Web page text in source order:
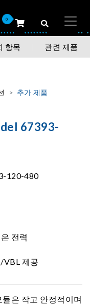
0
항목 관련 제품
추가 제품
67393-
전력
VBL 제공
은 작고 안정적이며